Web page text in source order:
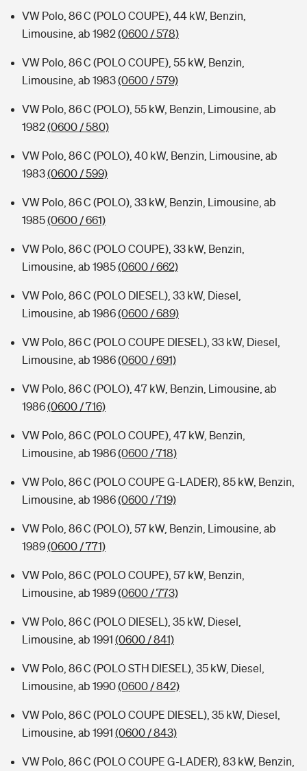
VW Polo, 86 C (POLO COUPE), 44 kW, Benzin,
Limousine, ab 1982(0600 / 578)
VW Polo, 86 C (POLO COUPE), 55 kW, Benzin,
Limousine, ab 1983(0600 / 579)
VW Polo, 86 C (POLO), 55 kW, Benzin, Limousine, ab
1982(0600 / 580)
VW Polo, 86 C (POLO), 40 kW, Benzin, Limousine, ab
1983(0600 / 599)
VW Polo, 86 C (POLO), 33 kW, Benzin, Limousine, ab
1985(0600 / 661)
VW Polo, 86 C (POLO COUPE), 33 kW, Benzin,
Limousine, ab 1985(0600 / 662)
VW Polo, 86 C (POLO DIESEL), 33 kW, Diesel,
Limousine, ab 1986(0600 / 689)
VW Polo, 86 C (POLO COUPE DIESEL), 33 kW, Diesel,
Limousine, ab 1986(0600 / 691)
VW Polo, 86 C (POLO), 47 kW, Benzin, Limousine, ab
1986(0600 / 716)
VW Polo, 86 C (POLO COUPE), 47 kW, Benzin,
Limousine, ab 1986(0600 / 718)
VW Polo, 86 C (POLO COUPE G-LADER), 85 kW, Benzin,
Limousine, ab 1986(0600 / 719)
VW Polo, 86 C (POLO), 57 kW, Benzin, Limousine, ab
1989(0600 / 771)
VW Polo, 86 C (POLO COUPE), 57 kW, Benzin,
Limousine, ab 1989(0600 / 773)
VW Polo, 86 C (POLO DIESEL), 35 kW, Diesel,
Limousine, ab 1991 (0600 / 841)
VW Polo, 86 C (POLO STH DIESEL), 35 kW, Diesel,
Limousine, ab 1990(0600 / 842)
VW Polo, 86 C (POLO COUPE DIESEL), 35 kW, Diesel,
Limousine, ab 1991 (0600 / 843)
VW Polo, 86 C (POLO COUPE G-LADER), 83 kW, Benzin,